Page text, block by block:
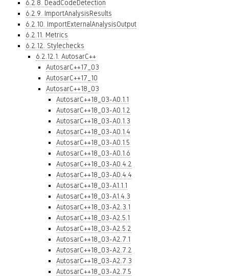
6.2.8. DeadCodeDetection
6.2.9. ImportAnalysisResults
6.2.10. ImportExternalAnalysisOutput
6.2.11. Metrics
6.2.12. Stylechecks
6.2.12.1. AutosarC++
AutosarC++17_03
AutosarC++17_10
AutosarC++18_03
AutosarC++18_03-A0.1.1
AutosarC++18_03-A0.1.2
AutosarC++18_03-A0.1.3
AutosarC++18_03-A0.1.4
AutosarC++18_03-A0.1.5
AutosarC++18_03-A0.1.6
AutosarC++18_03-A0.4.2
AutosarC++18_03-A0.4.4
AutosarC++18_03-A1.1.1
AutosarC++18_03-A1.4.3
AutosarC++18_03-A2.3.1
AutosarC++18_03-A2.5.1
AutosarC++18_03-A2.5.2
AutosarC++18_03-A2.7.1
AutosarC++18_03-A2.7.2
AutosarC++18_03-A2.7.3
AutosarC++18_03-A2.7.5